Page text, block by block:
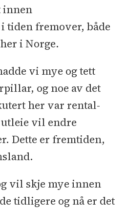
tiden fremover, både
i Norge.
vi mye og tett
og noe av det
her var rental-
vil endre
Dette er fremtiden,
vil skje mye innen
tidligere og nå er det